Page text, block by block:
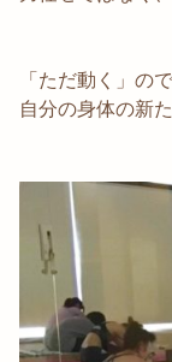
「ただ動く」の
自分の身体の新